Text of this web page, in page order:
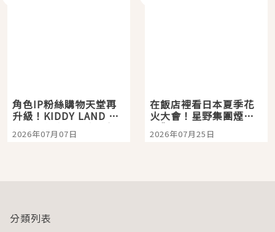
角色IP粉絲購物天堂再
升級！KIDDY LAND 原
宿店吉伊卡哇迎客，新
開幕 OMOKADO 店3分
2026年07月07日
在飯店裡看日本夏季花
火大會！星野集團煙火
景觀飯店6選，讓你不用
人擠人悠閒欣賞
2026年07月25日
分類列表